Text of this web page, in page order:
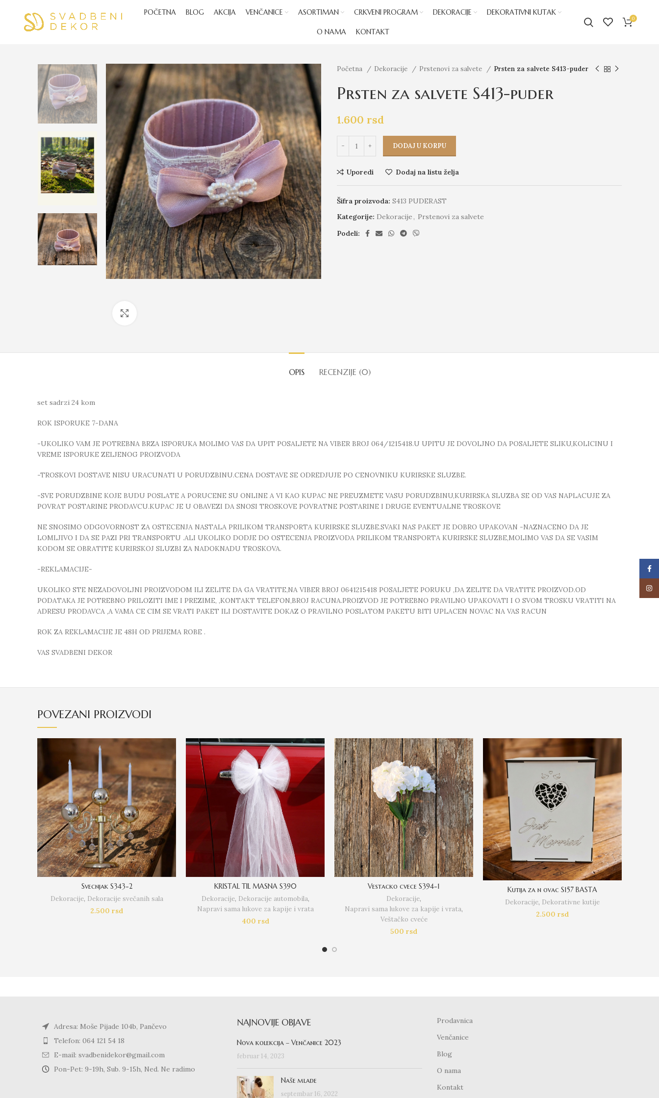
POČETNA BLOG AKCIJA VENČANICE ASORTIMAN CRKVENI PROGRAM DEKORACIJE DEKORATIVNI KUTAK
O NAMA KONTAKT
0
Početna Dekoracije Prstenovi za salvete Prsten za salvete S413-puder
Prsten za salvete S413-puder
1.600 rsd
DODAJ U KORPU
Uporedi Dodaj na listu želja
Šifra proizvoda: S413 PUDERAST
Kategorije: Dekoracije, Prstenovi za salvete
Podeli:
OPIS RECENZIJE (0)
set sadrzi 24 kom
ROK ISPORUKE 7-DANA
-UKOLIKO VAM JE POTREBNA BRZA ISPORUKA MOLIMO VAS DA UPIT POSALJETE NA VIBER BROJ 064/1215418.U UPITU JE DOVOLJNO DA POSALJETE SLIKU,KOLICINU I
VREME ISPORUKE ZELJENOG PROIZVODA
-TROSKOVI DOSTAVE NISU URACUNATI U PORUDZBINU.CENA DOSTAVE SE ODREDJUJE PO CENOVNIKU KURIRSKE SLUZBE.
-SVE PORUDZBINE KOJE BUDU POSLATE A PORUCENE SU ONLINE A VI KAO KUPAC NE PREUZMETE VASU PORUDZBINU,KURIRSKA SLUZBA SE OD VAS NAPLACUJE ZA
POVRAT POSTARINE PRODAVCU.KUPAC JE U OBAVEZI DA SNOSI TROSKOVE POVRATNE POSTARINE I DRUGE EVENTUALNE TROSKOVE
NE SNOSIMO ODGOVORNOST ZA OSTECENJA NASTALA PRILIKOM TRANSPORTA KURIRSKE SLUZBE.SVAKI NAS PAKET JE DOBRO UPAKOVAN -NAZNACENO DA JE
LOMLJIVO I DA SE PAZI PRI TRANSPORTU .ALI UKOLIKO DODJE DO OSTECENJA PROIZVODA PRILIKOM TRANSPORTA KURIRSKE SLUZBE,MOLIMO VAS DA SE VASIM
KODOM SE OBRATITE KURIRSKOJ SLUZBI ZA NADOKNADU TROSKOVA.
-REKLAMACIJE-
UKOLIKO STE NEZADOVOLJNI PROIZVODOM ILI ZELITE DA GA VRATITE,NA VIBER BROJ 0641215418 POSALJETE PORUKU ,DA ZELITE DA VRATITE PROIZVOD.OD
PODATAKA JE POTREBNO PRILOZITI IME I PREZIME, ,KONTAKT TELEFON,BROJ RACUNA.PROIZVOD JE POTREBNO PRAVILNO UPAKOVATI I O SVOM TROSKU VRATITI NA
ADRESU PRODAVCA ,A VAMA CE CIM SE VRATI PAKET ILI DOSTAVITE DOKAZ O PRAVILNO POSLATOM PAKETU BITI UPLACEN NOVAC NA VAS RACUN
ROK ZA REKLAMACIJE JE 48H OD PRIJEMA ROBE .
VAS SVADBENI DEKOR
POVEZANI PROIZVODI
Svecnjak S343-2
Dekoracije, Dekoracije svečanih sala
2.500 rsd
KRISTAL TIL MASNA S390
Dekoracije, Dekoracije automobila,
Napravi sama lukove za kapije i vrata
400 rsd
Vestacko cvece S394-1
Dekoracije,
Napravi sama lukove za kapije i vrata,
Veštačko cveće
500 rsd
Kutija za n ovac S157 BASTA
Dekoracije, Dekorativne kutije
2.500 rsd
Adresa: Moše Pijade 104b, Pančevo
Telefon: 064 121 54 18
E-mail: svadbenidekor@gmail.com
Pon-Pet: 9-19h, Sub. 9-15h, Ned. Ne radimo
NAJNOVIJE OBJAVE
Nova kolekcija – Venčanice 2023
februar 14, 2023
Naše mlade
septembar 16, 2022
Prodavnica
Venčanice
Blog
O nama
Kontakt